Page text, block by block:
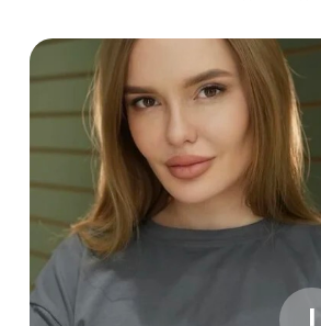
обучающих программ для мастеров